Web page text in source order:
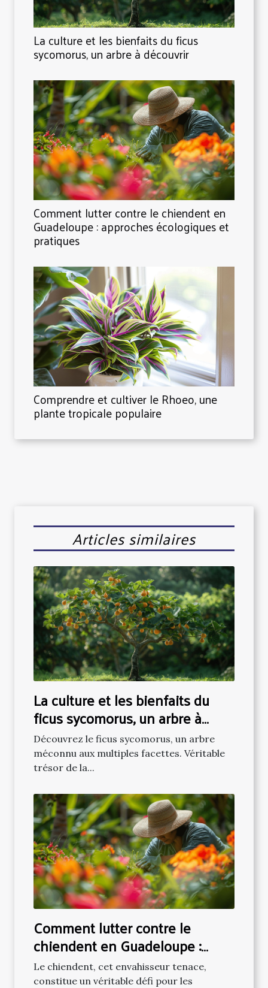
La culture et les bienfaits du ficus
sycomorus, un arbre à découvrir
Comment lutter contre le chiendent en
Guadeloupe : approches écologiques et
pratiques
Comprendre et cultiver le Rhoeo, une
plante tropicale populaire
Articles similaires
La culture et les bienfaits du
ficus sycomorus, un arbre à
découvrir
Découvrez le ficus sycomorus, un arbre
méconnu aux multiples facettes. Véritable
trésor de la...
Comment lutter contre le
chiendent en Guadeloupe :
approches écologiques et
pratiques
Le chiendent, cet envahisseur tenace,
constitue un véritable défi pour les